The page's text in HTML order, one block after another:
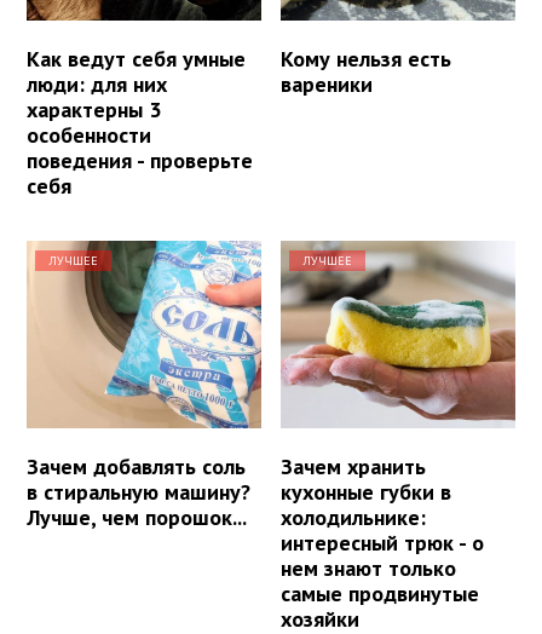
Как ведут себя умные
люди: для них
характерны 3
особенности
поведения - проверьте
себя
Кому нельзя есть
вареники
ЛУЧШЕЕ
Зачем добавлять соль
в стиральную машину?
Лучше, чем порошок...
ЛУЧШЕЕ
Зачем хранить
кухонные губки в
холодильнике:
интересный трюк - о
нем знают только
самые продвинутые
хозяйки